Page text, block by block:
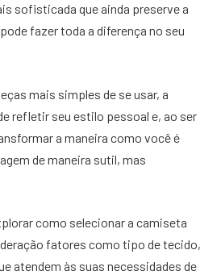
sofisticada que ainda preserve a
fazer toda a diferença no seu
mais simples de se usar, a
refletir seu estilo pessoal e, ao ser
a maneira como você é
de maneira sutil, mas
como selecionar a camiseta
fatores como tipo de tecido,
atendem às suas necessidades de